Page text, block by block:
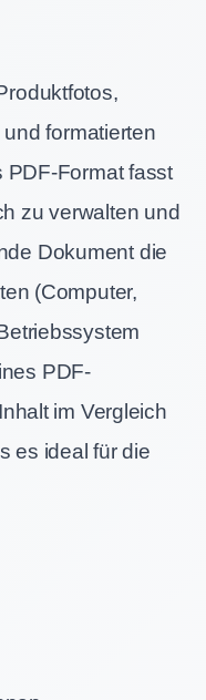
formatierten
PDF-Format fasst
zu verwalten und
Dokument die
(Computer,
PDF-
im Vergleich
es ideal für die